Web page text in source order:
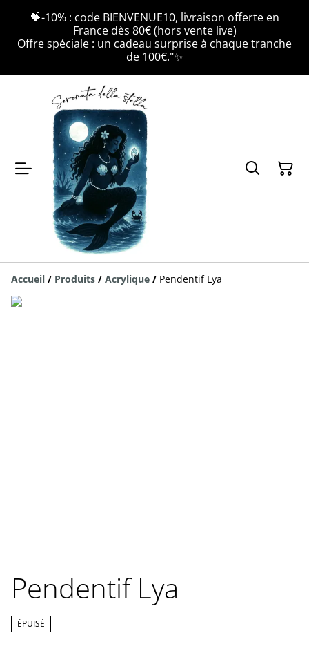
💝-10% : code BIENVENUE10, livraison offerte en
France dès 80€ (hors vente live)
Offre spéciale : un cadeau surprise à chaque tranche
de 100€."✨
Accueil / Produits / Acrylique / Pendentif Lya
Pendentif Lya
ÉPUISÉ